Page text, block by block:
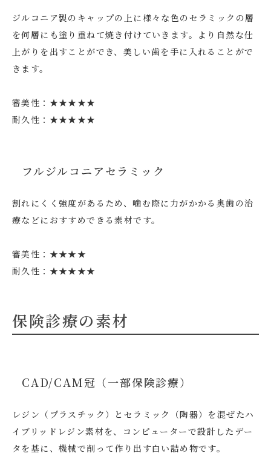
ジルコニア製のキャップの上に様々な色のセラミックの層
を何層にも塗り重ねて焼き付けていきます。より自然な仕
上がりを出すことができ、美しい歯を手に入れることがで
きます。
審美性：★★★★★
耐久性：★★★★★
フルジルコニアセラミック
割れにくく強度があるため、噛む際に力がかかる奥歯の治
療などにおすすめできる素材です。
審美性：★★★★
耐久性：★★★★★
保険診療の素材
CAD/CAM冠（一部保険診療）
レジン（プラスチック）とセラミック（陶器）を混ぜたハ
イブリッドレジン素材を、コンピューターで設計したデー
タを基に、機械で削って作り出す白い詰め物です。